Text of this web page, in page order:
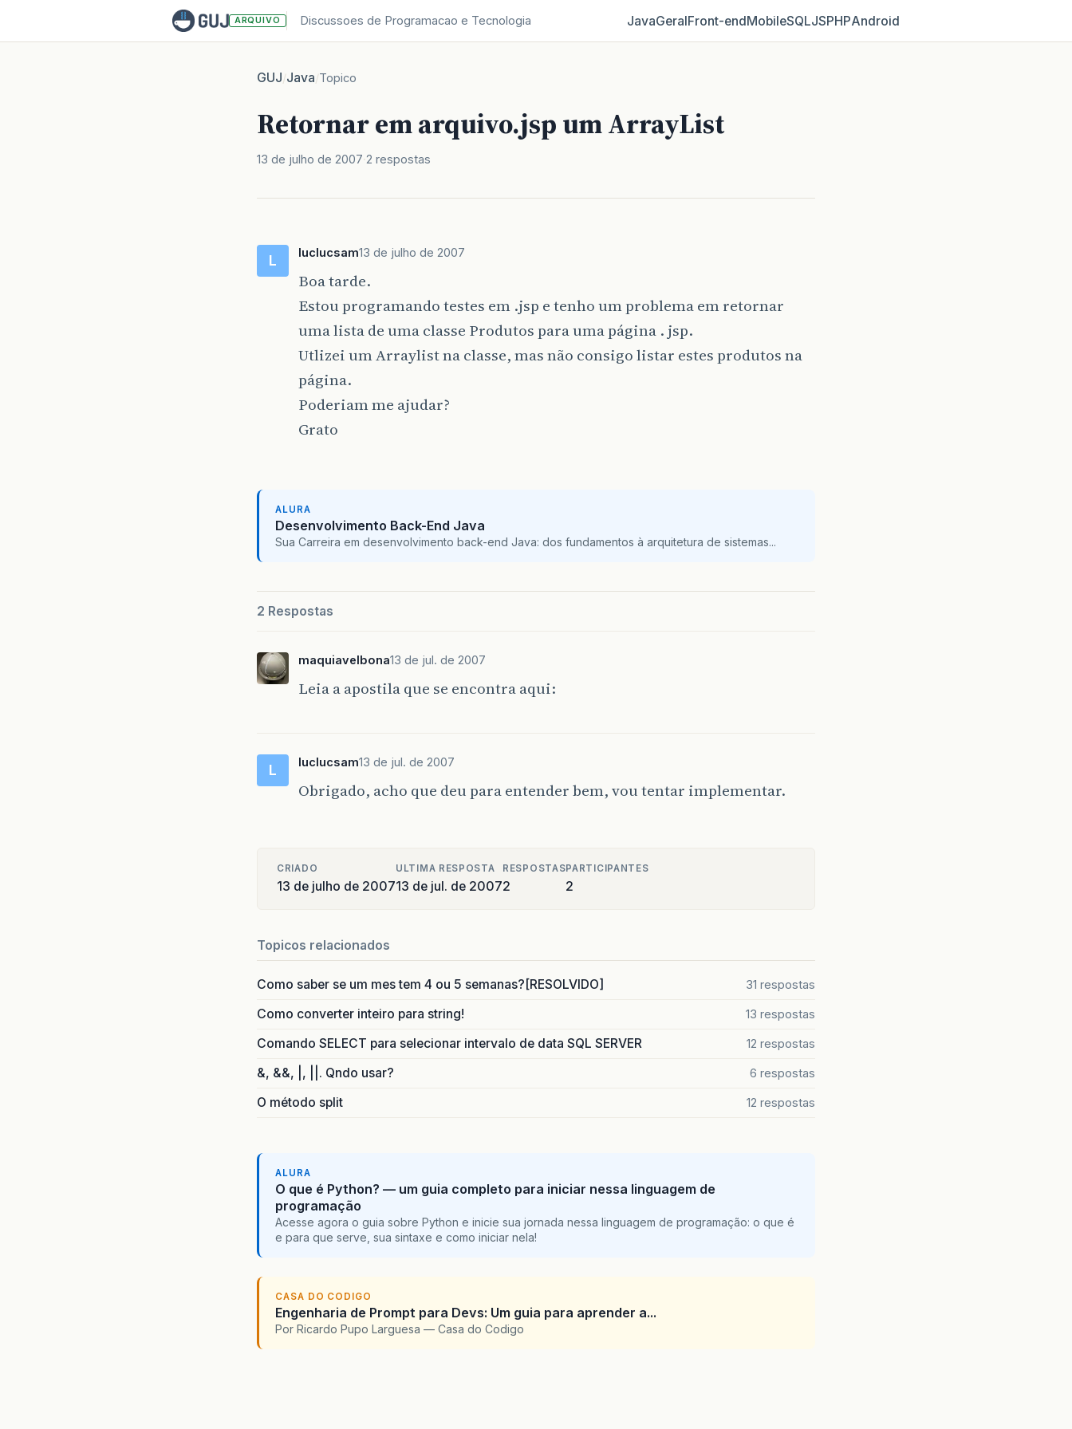
ARQUIVO Discussoes de Programacao e Tecnologia JavaGeralFront‑endMobileSQLJSPHPAndroid
GUJ/Java/Topico
Retornar em arquivo.jsp um ArrayList
13 de julho de 2007 2 respostas
L luclucsam13 de julho de 2007
Boa tarde.
Estou programando testes em .jsp e tenho um problema em retornar
uma lista de uma classe Produtos para uma página . jsp.
Utlizei um Arraylist na classe, mas não consigo listar estes produtos na
página.
Poderiam me ajudar?
Grato
ALURA
Desenvolvimento Back-End Java
Sua Carreira em desenvolvimento back-end Java: dos fundamentos à arquitetura de sistemas...
2 Respostas
maquiavelbona13 de jul. de 2007
Leia a apostila que se encontra aqui:
L luclucsam13 de jul. de 2007
Obrigado, acho que deu para entender bem, vou tentar implementar.
CRIADO
13 de julho de 2007
ULTIMA RESPOSTA
13 de jul. de 2007
RESPOSTAS
2
PARTICIPANTES
2
Topicos relacionados
Como saber se um mes tem 4 ou 5 semanas?[RESOLVIDO] 31 respostas
Como converter inteiro para string! 13 respostas
Comando SELECT para selecionar intervalo de data SQL SERVER 12 respostas
&, &&, |, ||. Qndo usar? 6 respostas
O método split 12 respostas
ALURA
O que é Python? — um guia completo para iniciar nessa linguagem de
programação
Acesse agora o guia sobre Python e inicie sua jornada nessa linguagem de programação: o que é
e para que serve, sua sintaxe e como iniciar nela!
CASA DO CODIGO
Engenharia de Prompt para Devs: Um guia para aprender a...
Por Ricardo Pupo Larguesa — Casa do Codigo